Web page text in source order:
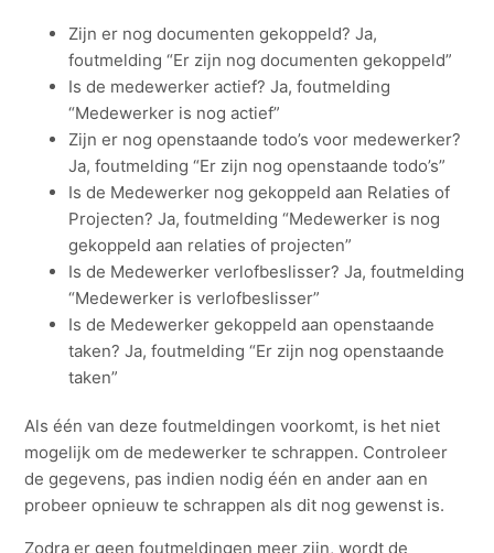
Zijn er nog documenten gekoppeld? Ja,
foutmelding “Er zijn nog documenten gekoppeld”
Is de medewerker actief? Ja, foutmelding
“Medewerker is nog actief”
Zijn er nog openstaande todo’s voor medewerker?
Ja, foutmelding “Er zijn nog openstaande todo’s”
Is de Medewerker nog gekoppeld aan Relaties of
Projecten? Ja, foutmelding “Medewerker is nog
gekoppeld aan relaties of projecten”
Is de Medewerker verlofbeslisser? Ja, foutmelding
“Medewerker is verlofbeslisser”
Is de Medewerker gekoppeld aan openstaande
taken? Ja, foutmelding “Er zijn nog openstaande
taken”
Als één van deze foutmeldingen voorkomt, is het niet
mogelijk om de medewerker te schrappen. Controleer
de gegevens, pas indien nodig één en ander aan en
probeer opnieuw te schrappen als dit nog gewenst is.
Zodra er geen foutmeldingen meer zijn, wordt de